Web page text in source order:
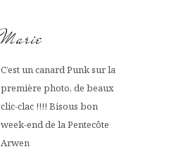
Marie
C’est un canard Punk sur la
première photo, de beaux
clic-clac !!!! Bisous bon
week-end de la Pentecôte
Arwen